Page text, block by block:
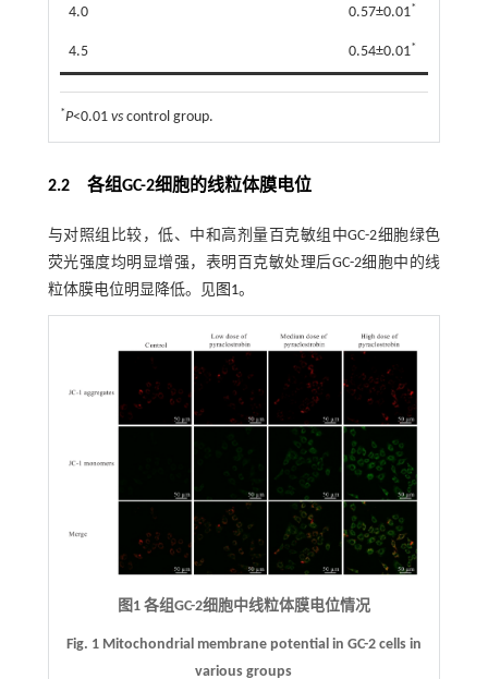
4.0 0.57±0.01*
4.5 0.54±0.01*
*P<0.01 vscontrol group.
2.2 各组GC-2细胞的线粒体膜电位
与对照组比较，低、中和高剂量百克敏组中GC-2细胞绿色
荧光强度均明显增强，表明百克敏处理后GC-2细胞中的线
粒体膜电位明显降低。见图1。
图1 各组GC-2细胞中线粒体膜电位情况
Fig. 1 Mitochondrial membrane potential in GC-2 cells in
various groups